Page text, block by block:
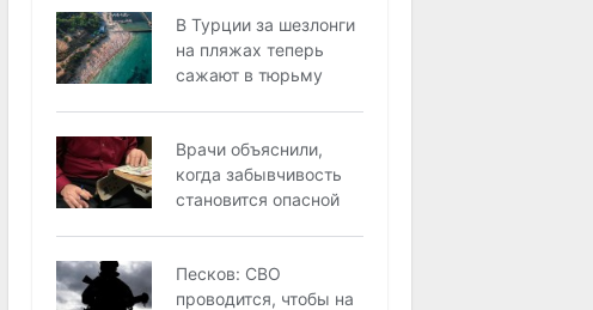
В Турции за шезлонги
на пляжах теперь
сажают в тюрьму
Врачи объяснили,
когда забывчивость
становится опасной
Песков: СВО
проводится, чтобы на